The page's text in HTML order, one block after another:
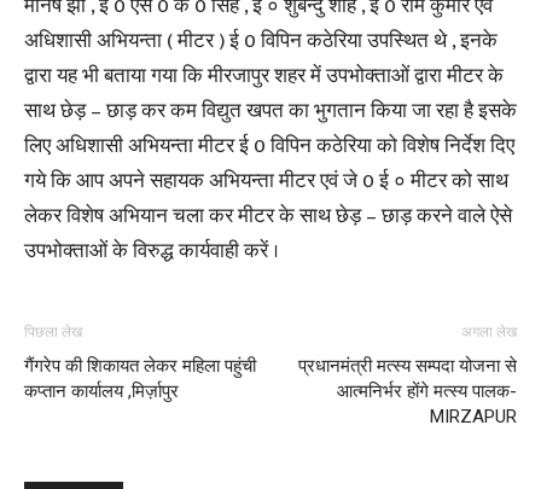
अधिशासी अभियन्ता ( मीटर ) ई 0 विपिन कठेरिया उपस्थित थे , इनके
द्वारा यह भी बताया गया कि मीरजापुर शहर में उपभोक्ताओं द्वारा मीटर के
साथ छेड़ – छाड़ कर कम विद्युत खपत का भुगतान किया जा रहा है इसके
लिए अधिशासी अभियन्ता मीटर ई 0 विपिन कठेरिया को विशेष निर्देश दिए
गये कि आप अपने सहायक अभियन्ता मीटर एवं जे 0 ई ० मीटर को साथ
लेकर विशेष अभियान चला कर मीटर के साथ छेड़ – छाड़ करने वाले ऐसे
उपभोक्ताओं के विरुद्ध कार्यवाही करें ।
पिछला लेख
गैंगरेप की शिकायत लेकर महिला पहुंची
कप्तान कार्यालय ,मिर्ज़ापुर
अगला लेख
प्रधानमंत्री मत्स्य सम्पदा योजना से
आत्मनिर्भर होंगे मत्स्य पालक-
MIRZAPUR